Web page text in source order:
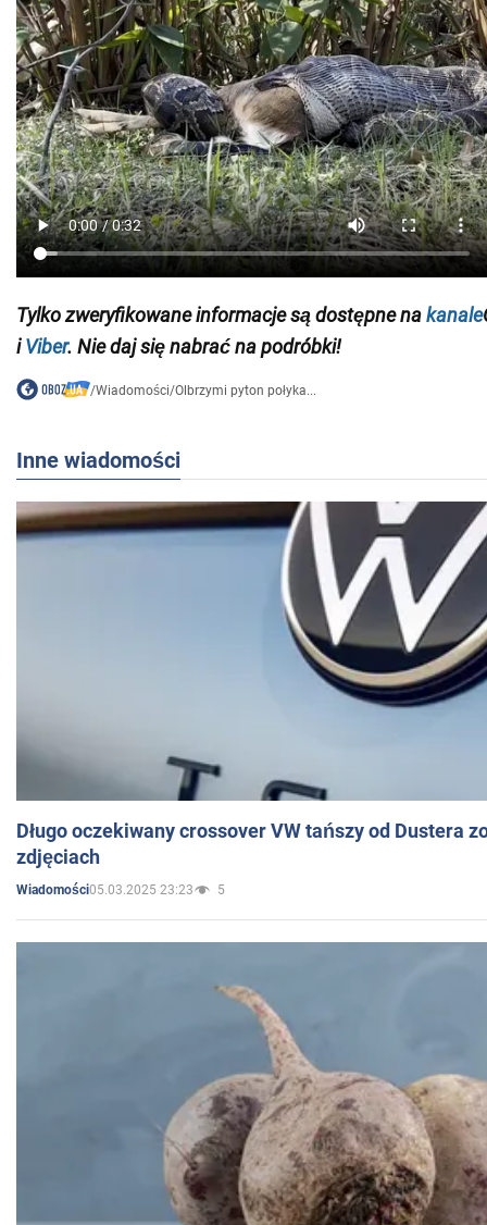
Tylko zweryfikowane informacje są dostępne nakanale
iViber. Nie daj się nabrać na podróbki!
/Wiadomości/Olbrzymi pyton połyka...
Inne wiadomości
Długo oczekiwany crossover VW tańszy od Dustera
zdjęciach
Wiadomości05.03.2025 23:23 5